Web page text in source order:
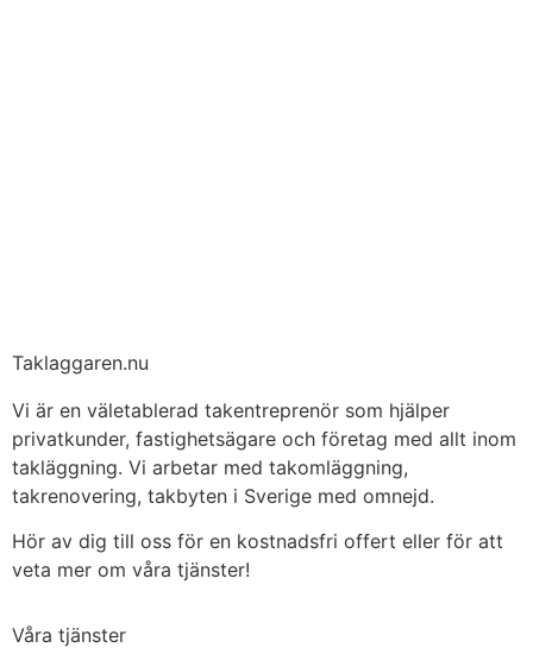
Taklaggaren.nu
Vi är en väletablerad takentreprenör som hjälper
privatkunder, fastighetsägare och företag med allt inom
takläggning. Vi arbetar med takomläggning,
takrenovering, takbyten i Sverige med omnejd.
Hör av dig till oss för en kostnadsfri offert eller för att
veta mer om våra tjänster!
Våra tjänster